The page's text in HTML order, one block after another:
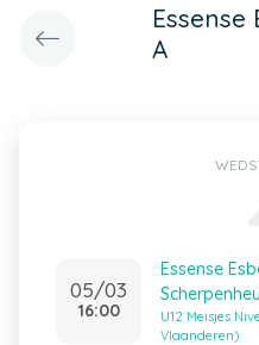
Essense
A
05/03
16:00
Essense
U12 Meisjes
Vlaanderen)